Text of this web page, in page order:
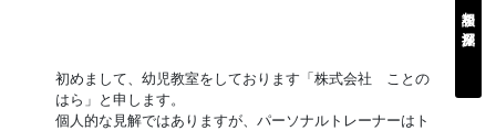
相談を深掘り
初めまして、幼児教室をしております「株式会社 ことの
はら」と申します。
個人的な見解ではありますが、パーソナルトレーナーはト